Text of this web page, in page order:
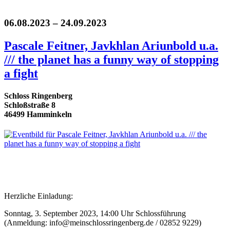
06.08.2023 – 24.09.2023
Pascale Feitner, Javkhlan Ariunbold u.a.
/// the planet has a funny way of stopping
a fight
Schloss Ringenberg
Schloßstraße 8
46499 Hamminkeln
Herzliche Einladung:
Sonntag, 3. September 2023, 14:00 Uhr Schlossführung
(Anmeldung: info@meinschlossringenberg.de / 02852 9229)